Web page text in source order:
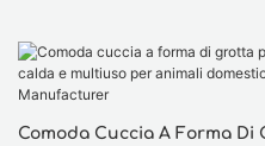
Comoda Cuccia A Forma Di